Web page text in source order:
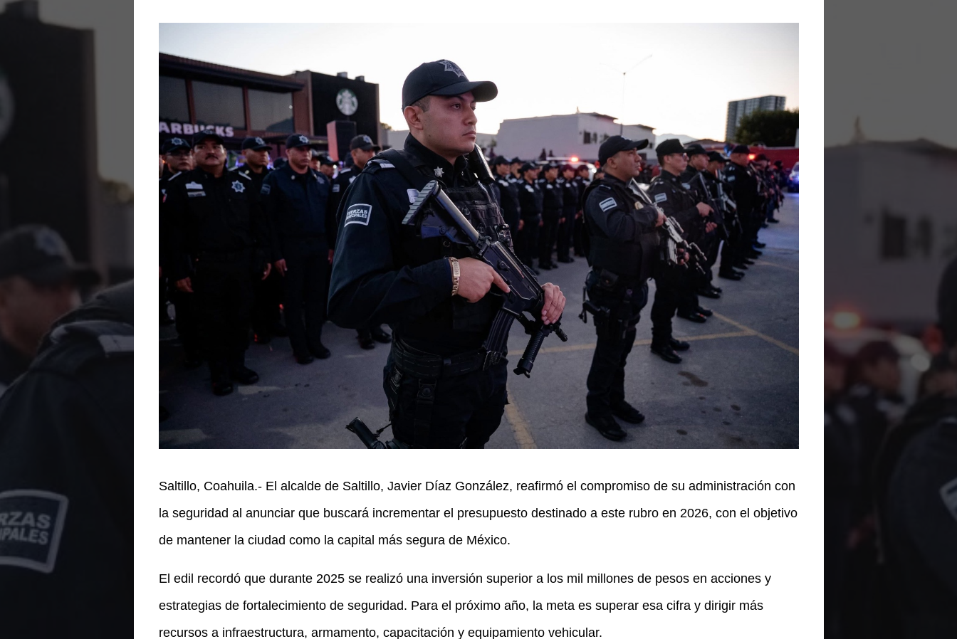
Saltillo, Coahuila.- El alcalde de Saltillo, Javier Díaz González, reafirmó el compromiso de su administración con
la seguridad al anunciar que buscará incrementar el presupuesto destinado a este rubro en 2026, con el objetivo
de mantener la ciudad como la capital más segura de México.
El edil recordó que durante 2025 se realizó una inversión superior a los mil millones de pesos en acciones y
estrategias de fortalecimiento de seguridad. Para el próximo año, la meta es superar esa cifra y dirigir más
recursos a infraestructura, armamento, capacitación y equipamiento vehicular.